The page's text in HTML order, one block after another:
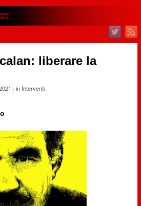
liberare la
· in Interventi·